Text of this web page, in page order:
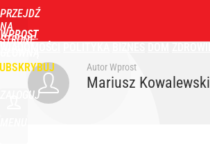
PRZEJDŹ
NA
STRONĘ
WPROST
ZALOGUJ
Autor Wprost
Mariusz Kowalewski